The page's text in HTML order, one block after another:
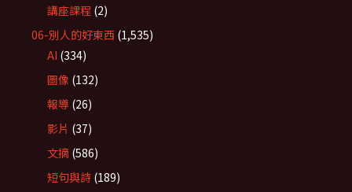
講座課程 (2)
06-別人的好東西 (1,535)
AI (334)
圖像 (132)
報導 (26)
影片 (37)
文摘 (586)
短句與詩 (189)